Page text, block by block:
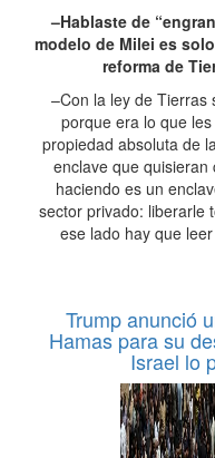
–Hablaste de
modelo de Milei es
reforma de
–Con la ley de Tierras
porque era lo que
propiedad absoluta de
enclave que
haciendo es un
sector privado: liberarle
ese lado hay que
Trump anunció
Hamas para su
Israel lo